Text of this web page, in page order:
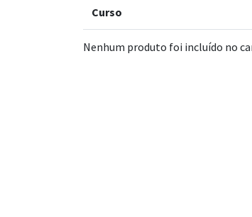
Curso
Nenhum produto foi incluído no